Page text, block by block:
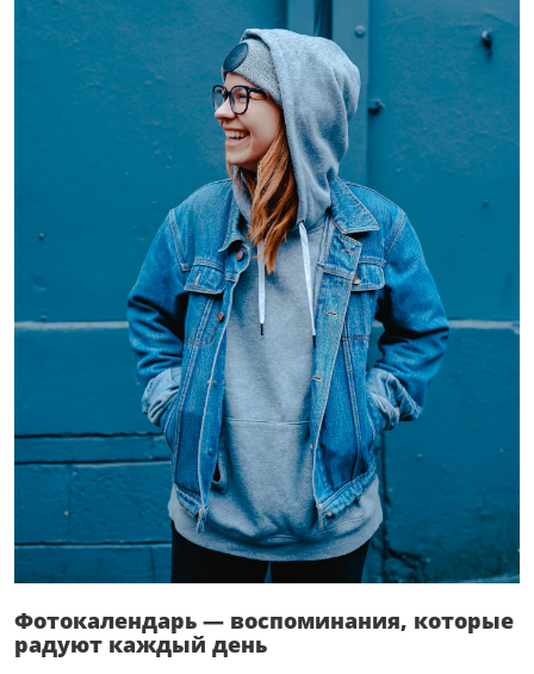
Фотокалендарь — воспоминания, которые
радуют каждый день